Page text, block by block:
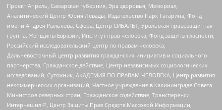
Проект Апрель, Самарская губерния, Эра здоровья, Мемориал,
Аналитический Центр Юрия Левады, Издательство Парк Гагарина, Фонд
имени Андрея Рылькова, Сфера, Центр СИБАЛЬТ, Уральская правозащитная
группа, Женщины Евразии, Институт прав человека, Фонд защиты гласности,
Российский исследовательский центр по правам человека,
Дальневосточный центр развития гражданских инициатив и социального
партнерства, Гражданское действие, Центр независимых социологических
исследований, Сутяжник, АКАДЕМИЯ ПО ПРАВАМ ЧЕЛОВЕКА, Центр развития
некоммерческих организаций, Частное учреждение в Калининграде Совета
Министров северных стран, Гражданское содействие, Трансперенси
Интернешнл-Р, Центр Защиты Прав Средств Массовой Информации,